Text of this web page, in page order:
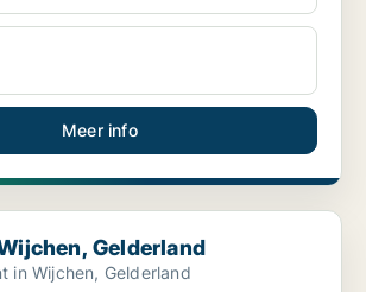
Meer info
Gelderland
Gelderland
in Wijchen, Gelderland